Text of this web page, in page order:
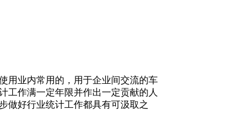
业内常用的，用于企业间交流的车
工作满一定年限并作出一定贡献的人
做好行业统计工作都具有可汲取之